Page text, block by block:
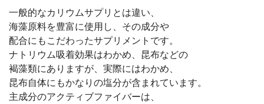
一般的なカリウムサプリとは違い、
海藻原料を豊富に使用し、その成分や
配合にもこだわったサプリメントです。
ナトリウム吸着効果はわかめ、昆布などの
褐藻類にありますが、実際にはわかめ、
昆布自体にもかなりの塩分が含まれています。
主成分のアクティブファイバーは、